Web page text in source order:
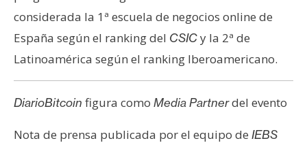
considerada la 1ª escuela de negocios online de
España según el ranking del CSICy la 2ª de
Latinoamérica según el ranking Iberoamericano.
DiarioBitcoin figura como Media Partnerdel evento
Nota de prensa publicada por el equipo de IEBS